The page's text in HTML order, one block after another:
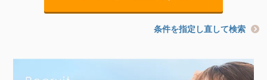
条件を指定し直して検索